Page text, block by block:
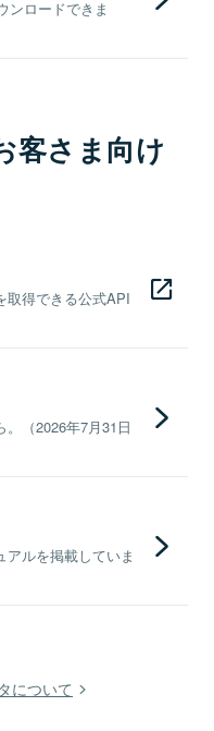
ンロードできま
客さま向け
取得できる公式API
（2026年7月31日
ルを掲載していま
について